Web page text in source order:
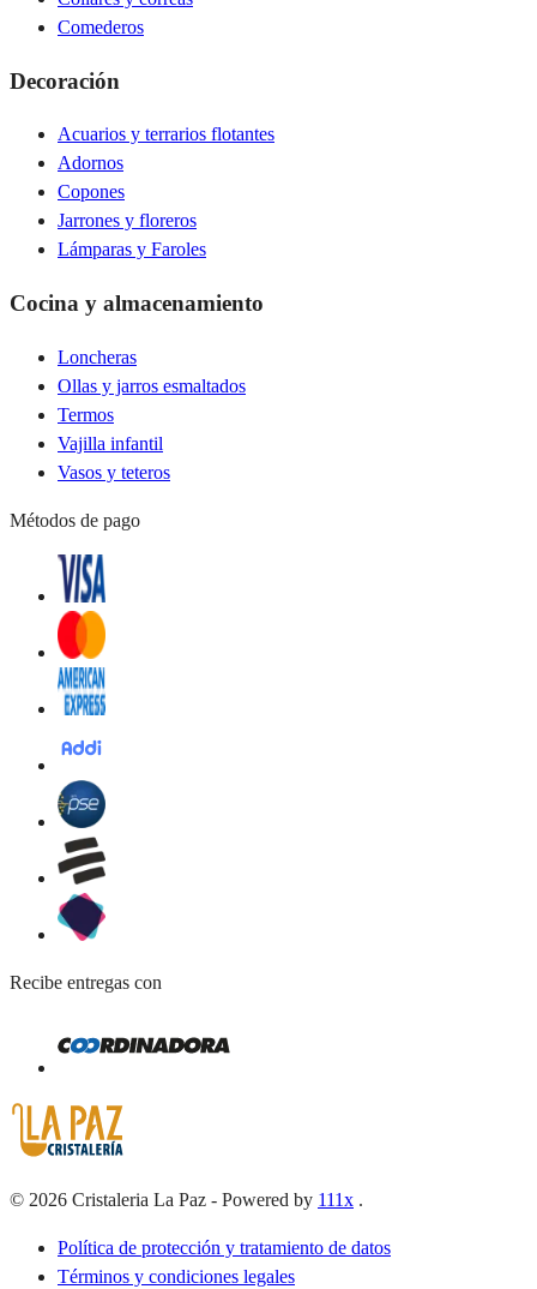
Comederos
Decoración
Acuarios y terrarios flotantes
Adornos
Copones
Jarrones y floreros
Lámparas y Faroles
Cocina y almacenamiento
Loncheras
Ollas y jarros esmaltados
Termos
Vajilla infantil
Vasos y teteros
Métodos de pago
Recibe entregas con
© 2026 Cristaleria La Paz - Powered by 111x .
Política de protección y tratamiento de datos
Términos y condiciones legales